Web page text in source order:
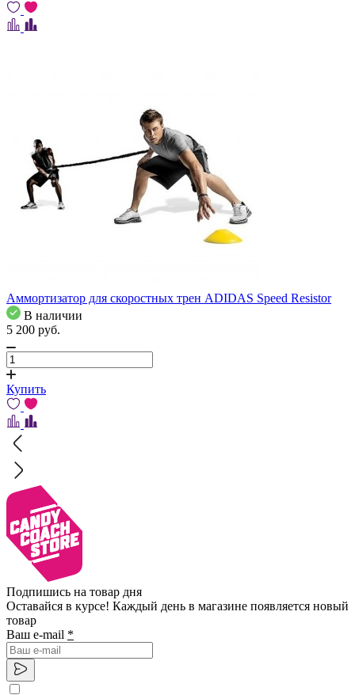
Аммортизатор для скоростных трен ADIDAS Speed Resistor
В наличии
5 200 pуб.
Купить
Подпишись на товар дня
Оставайся в курсе! Каждый день в магазине появляется новый
товар
Ваш e-mail *